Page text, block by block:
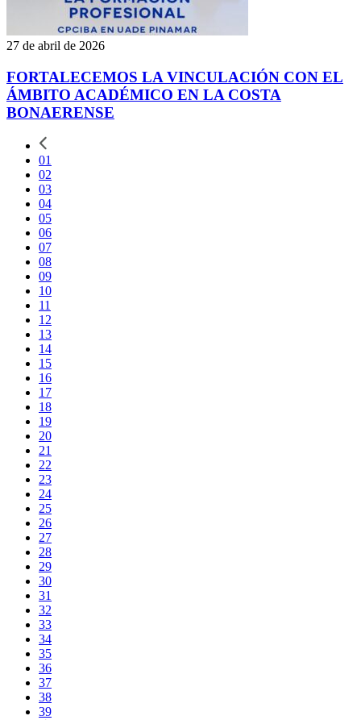
27 de abril de 2026
FORTALECEMOS LA VINCULACIÓN CON EL
ÁMBITO ACADÉMICO EN LA COSTA
BONAERENSE
01
02
03
04
05
06
07
08
09
10
11
12
13
14
15
16
17
18
19
20
21
22
23
24
25
26
27
28
29
30
31
32
33
34
35
36
37
38
39